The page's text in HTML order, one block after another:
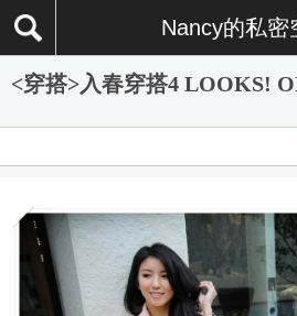
Nancy的私密
<穿搭>入春穿搭4 LOOKS!